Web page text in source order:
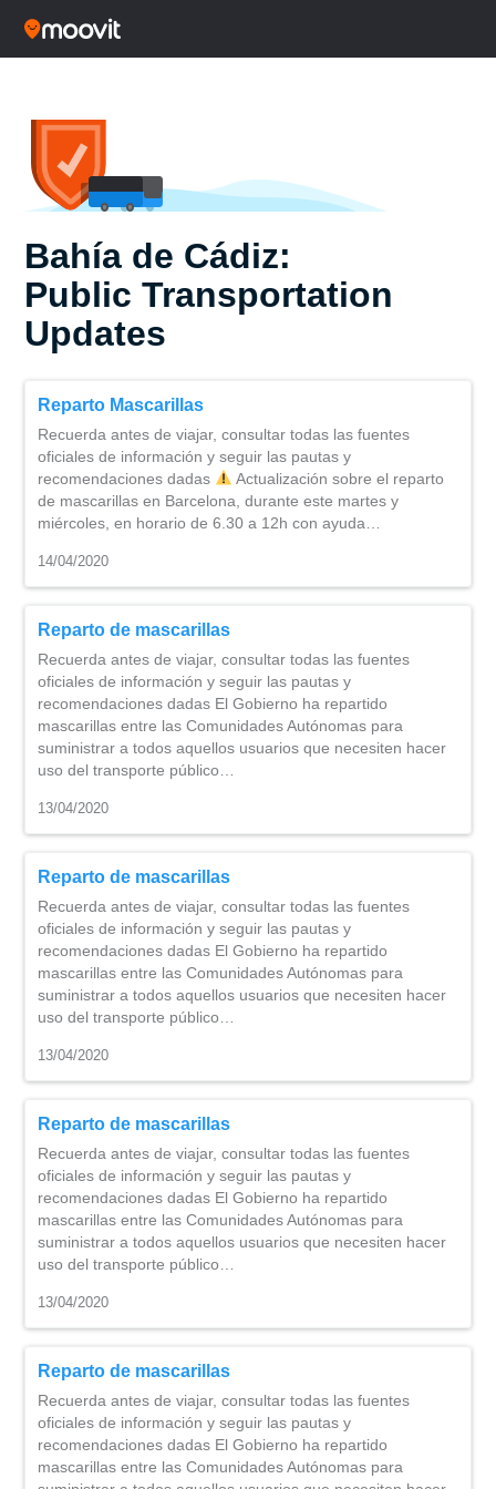
Bahía de Cádiz:
Public Transportation
Updates
Reparto Mascarillas
Recuerda antes de viajar, consultar todas las fuentes
oficiales de información y seguir las pautas y
recomendaciones dadas
Actualización sobre el reparto
de mascarillas en Barcelona, durante este martes y
miércoles, en horario de 6.30 a 12h con ayuda…
14/04/2020
Reparto de mascarillas
Recuerda antes de viajar, consultar todas las fuentes
oficiales de información y seguir las pautas y
recomendaciones dadas El Gobierno ha repartido
mascarillas entre las Comunidades Autónomas para
suministrar a todos aquellos usuarios que necesiten hacer
uso del transporte público…
13/04/2020
Reparto de mascarillas
Recuerda antes de viajar, consultar todas las fuentes
oficiales de información y seguir las pautas y
recomendaciones dadas El Gobierno ha repartido
mascarillas entre las Comunidades Autónomas para
suministrar a todos aquellos usuarios que necesiten hacer
uso del transporte público…
13/04/2020
Reparto de mascarillas
Recuerda antes de viajar, consultar todas las fuentes
oficiales de información y seguir las pautas y
recomendaciones dadas El Gobierno ha repartido
mascarillas entre las Comunidades Autónomas para
suministrar a todos aquellos usuarios que necesiten hacer
uso del transporte público…
13/04/2020
Reparto de mascarillas
Recuerda antes de viajar, consultar todas las fuentes
oficiales de información y seguir las pautas y
recomendaciones dadas El Gobierno ha repartido
mascarillas entre las Comunidades Autónomas para